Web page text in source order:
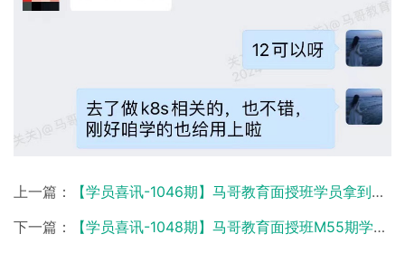
上一篇：
【学员喜讯-1046期】马哥教育面授班学员拿到入职offer啦
下一篇：
【学员喜讯-1048期】马哥教育面授班M55期学员，应届毕业生拿到offer啦